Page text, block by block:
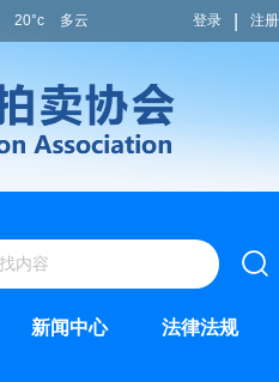
20°c 多云 登录 注册
新闻中心 法律法规